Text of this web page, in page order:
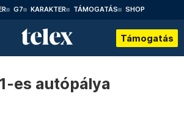
G7 KARAKTER TÁMOGATÁS SHOP
Támogatás
es autópálya